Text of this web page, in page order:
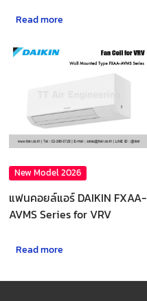
Read more
New Model 2026
แฟนคอยล์แอร์ DAIKIN FXAA-
AVMS Series for VRV
Read more